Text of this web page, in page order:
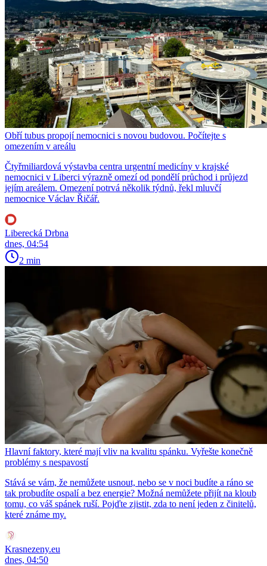
Obří tubus propojí nemocnici s novou budovou. Počítejte s
omezením v areálu
Čtyřmiliardová výstavba centra urgentní medicíny v krajské
nemocnici v Liberci výrazně omezí od pondělí průchod i průjezd
jejím areálem. Omezení potrvá několik týdnů, řekl mluvčí
nemocnice Václav Řičář.
Liberecká Drbna
dnes, 04:54
2 min
Hlavní faktory, které mají vliv na kvalitu spánku. Vyřešte konečně
problémy s nespavostí
Stává se vám, že nemůžete usnout, nebo se v noci budíte a ráno se
tak probudíte ospalí a bez energie? Možná nemůžete přijít na kloub
tomu, co váš spánek ruší. Pojďte zjistit, zda to není jeden z činitelů,
které známe my.
Krasnezeny.eu
dnes, 04:50